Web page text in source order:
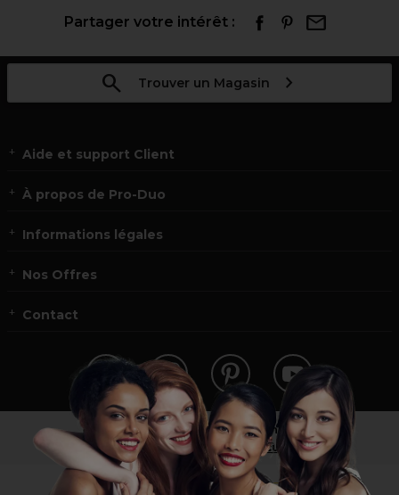
Partager votre intérêt :
Trouver un Magasin
Aide et support Client
À propos de Pro-Duo
Informations légales
Nos Offres
Contact
Vous n’êtes pas un professionnel ?
Visitez notre site pour les particuliers!